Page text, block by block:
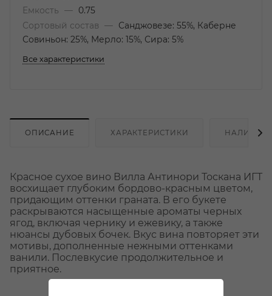
Емкость
—
0.75
Сортовый состав
—
Санджовезе: 55%, Каберне
Совиньон: 25%, Мерло: 15%, Сира: 5%
Все характеристики
ОПИСАНИЕ ХАРАКТЕРИСТИКИ НАЛИЧИЕ
Красное сухое вино Вилла Антинори Тоскана ИГТ
восхищает глубоким бордово-красным цветом,
придающим оттенки граната. В его букете
раскрываются насыщенные ароматы черных
ягод, включая чернику и ежевику, а также
нюансы дубовых бочек. Вкус вина повторяет эти
мотивы, дополненные нежными оттенками
ванили. Послевкусие продолжительное и
приятное.